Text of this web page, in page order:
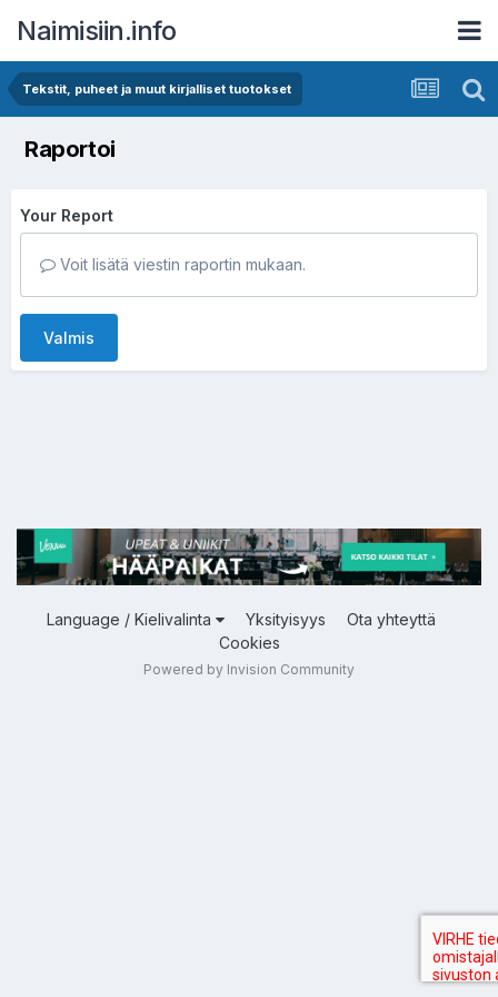
Naimisiin.info
Tekstit, puheet ja muut kirjalliset tuotokset
Raportoi
Your Report
Voit lisätä viestin raportin mukaan.
Valmis
Language / Kielivalinta Yksityisyys
Ota yhteyttä
Cookies
Powered by Invision Community